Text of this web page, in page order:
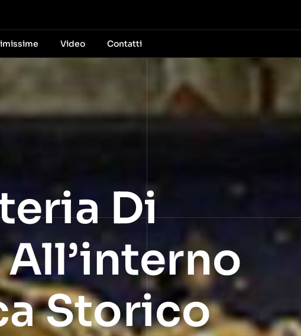
Video Contatti
Di
Storico